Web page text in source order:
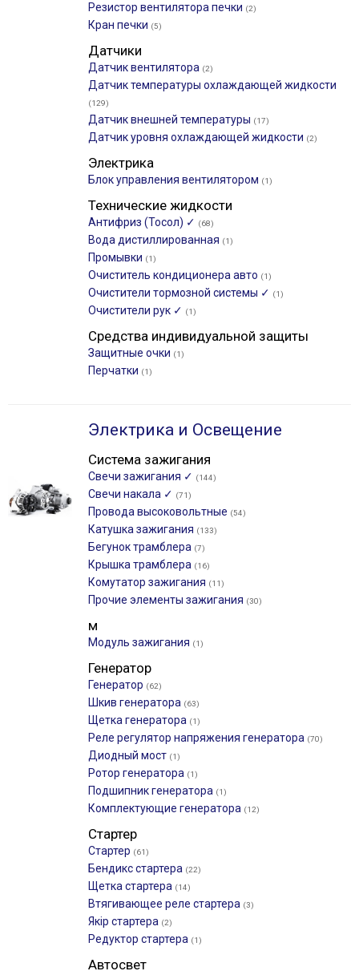
Резистор вентилятора печки (2)
Кран печки (5)
Датчики
Датчик вентилятора (2)
Датчик температуры охлаждающей жидкости
(129)
Датчик внешней температуры (17)
Датчик уровня охлаждающей жидкости (2)
Электрика
Блок управления вентилятором (1)
Технические жидкости
Антифриз (Тосол) ✓ (68)
Вода дистиллированная (1)
Промывки (1)
Очиститель кондиционера авто (1)
Очистители тормозной системы ✓ (1)
Очистители рук ✓ (1)
Средства индивидуальной защиты
Защитные очки (1)
Перчатки (1)
Электрика и Освещение
Система зажигания
Свечи зажигания ✓ (144)
Свечи накала ✓ (71)
Провода высоковольтные (54)
Катушка зажигания (133)
Бегунок трамблера (7)
Крышка трамблера (16)
Комутатор зажигания (11)
Прочие элементы зажигания (30)
м
Модуль зажигания (1)
Генератор
Генератор (62)
Шкив генератора (63)
Щетка генератора (1)
Реле регулятор напряжения генератора (70)
Диодный мост (1)
Ротор генератора (1)
Подшипник генератора (1)
Комплектующие генератора (12)
Стартер
Стартер (61)
Бендикс стартера (22)
Щетка стартера (14)
Втягивающее реле стартера (3)
Якір стартера (2)
Редуктор стартера (1)
Автосвет